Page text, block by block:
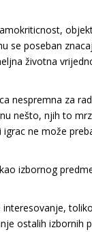
se poseban
životna
nespremna za
nešto, njih to
ne može
izbornog
ostalih izbornih